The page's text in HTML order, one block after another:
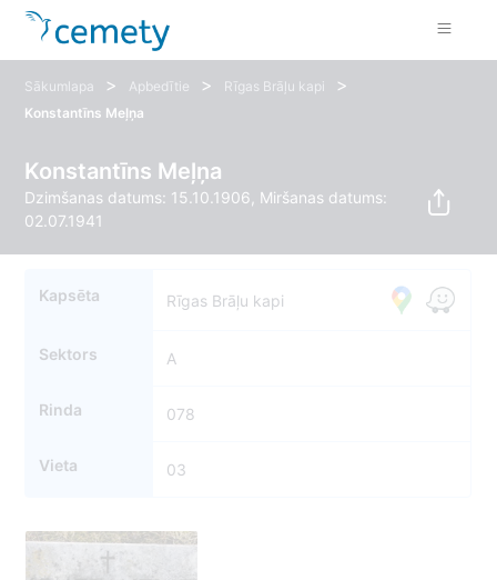
Sākumlapa > Apbedītie > Rīgas Brāļu kapi >
Konstantīns Meļņa
Konstantīns Meļņa
Dzimšanas datums: 15.10.1906, Miršanas datums:
02.07.1941
Kapsēta Rīgas Brāļu kapi
Sektors A
Rinda 078
Vieta 03